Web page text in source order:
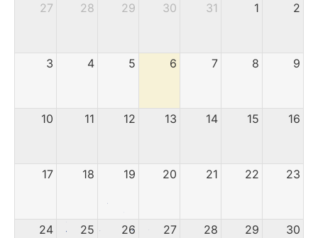
27 28 29 30 31 1 2
3 4 5 6 7 8 9
10 11 12 13 14 15 16
17 18 19 20 21 22 23
24 25 26 27 28 29 30